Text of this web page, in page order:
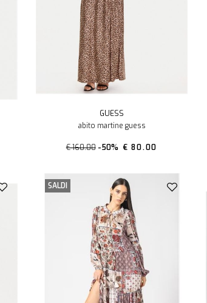
GUESS
abito martine guess
€ 160.00 -50% € 80.00
SALDI